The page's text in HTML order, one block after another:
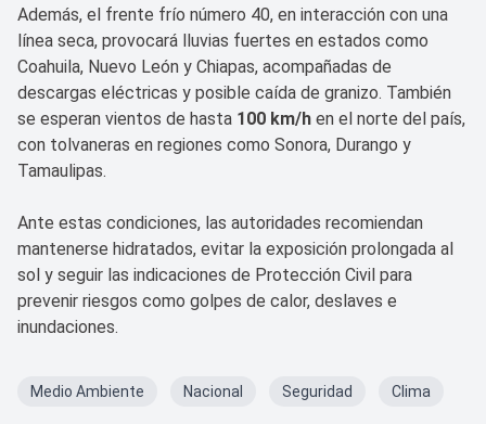
Además, el frente frío número 40, en interacción con una
línea seca, provocará lluvias fuertes en estados como
Coahuila, Nuevo León y Chiapas, acompañadas de
descargas eléctricas y posible caída de granizo. También
se esperan vientos de hasta 100 km/h en el norte del país,
con tolvaneras en regiones como Sonora, Durango y
Tamaulipas.
Ante estas condiciones, las autoridades recomiendan
mantenerse hidratados, evitar la exposición prolongada al
sol y seguir las indicaciones de Protección Civil para
prevenir riesgos como golpes de calor, deslaves e
inundaciones.
Medio Ambiente Nacional Seguridad Clima